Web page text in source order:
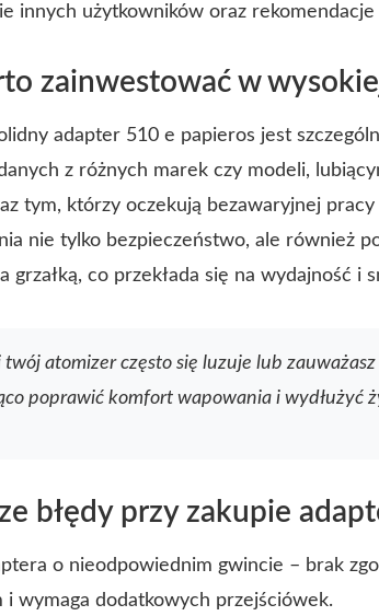
innych użytkowników oraz
zainwestować w
adapter 510 e papieros jest
z różnych marek czy modeli,
tym, którzy oczekują bezawaryjnej
nie tylko bezpieczeństwo, ale również
grzałką, co przekłada się na wydajność i
twój atomizer często się luzuje lub
poprawić komfort wapowania i wydłużyć
błędy przy zakupie
o nieodpowiednim gwincie – brak
i wymaga dodatkowych przejściówek.